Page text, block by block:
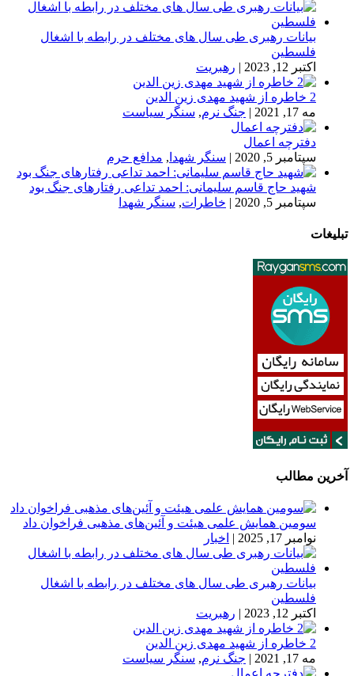
بیانات رهبری طی سال های مختلف در رابطه با اشغال
فلسطین
اکتبر 12, 2023
| رهبریت
2 خاطره از شهید مهدی زین الدین
مه 17, 2021
| جنگ نرم, سنگر سیاست
دفترچه اعمال
سپتامبر 5, 2020
| سنگر شهدا , مدافع حرم
شهید حاج قاسم سلیمانی: احمد تداعی رفتارهای جنگ بود
سپتامبر 5, 2020
| خاطرات, سنگر شهدا
تبلیغات
آخرین مطالب
سومین همایش علمی هیئت و آئین‌های مذهبی فراخوان داد
نوامبر 17, 2025
| اخبار
بیانات رهبری طی سال های مختلف در رابطه با اشغال
فلسطین
اکتبر 12, 2023
| رهبریت
2 خاطره از شهید مهدی زین الدین
مه 17, 2021
| جنگ نرم, سنگر سیاست